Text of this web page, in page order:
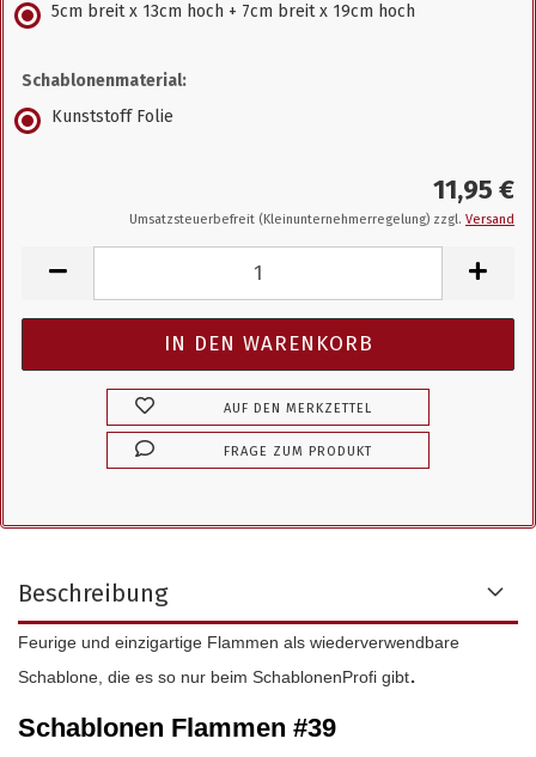
5cm breit x 13cm hoch + 7cm breit x 19cm hoch
Schablonenmaterial:
Kunststoff Folie
11,95 €
Umsatzsteuerbefreit (Kleinunternehmerregelung) zzgl. Versand
AUF DEN MERKZETTEL
FRAGE ZUM PRODUKT
Beschreibung
Feurige und einzigartige Flammen als wiederverwendbare
Schablone, die es so nur beim SchablonenProfi gibt.
Schablonen Flammen #39